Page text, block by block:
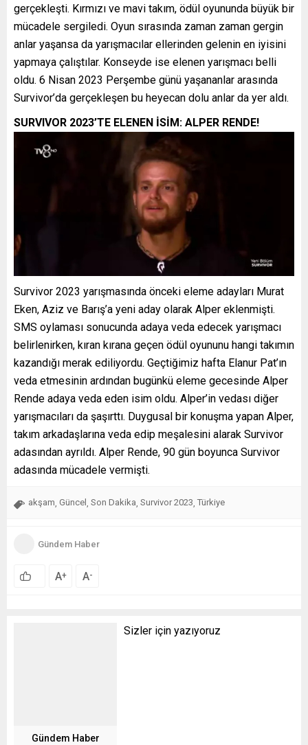
gerçekleşti. Kırmızı ve mavi takım, ödül oyununda büyük bir
mücadele sergiledi. Oyun sırasında zaman zaman gergin
anlar yaşansa da yarışmacılar ellerinden gelenin en iyisini
yapmaya çalıştılar. Konseyde ise elenen yarışmacı belli
oldu. 6 Nisan 2023 Perşembe günü yaşananlar arasında
Survivor’da gerçekleşen bu heyecan dolu anlar da yer aldı.
SURVIVOR 2023’TE ELENEN İSİM: ALPER RENDE!
Survivor 2023 yarışmasında önceki eleme adayları Murat
Eken, Aziz ve Barış’a yeni aday olarak Alper eklenmişti.
SMS oylaması sonucunda adaya veda edecek yarışmacı
belirlenirken, kıran kırana geçen ödül oyununu hangi takımın
kazandığı merak ediliyordu. Geçtiğimiz hafta Elanur Pat’ın
veda etmesinin ardından bugünkü eleme gecesinde Alper
Rende adaya veda eden isim oldu. Alper’in vedası diğer
yarışmacıları da şaşırttı. Duygusal bir konuşma yapan Alper,
takım arkadaşlarına veda edip meşalesini alarak Survivor
adasından ayrıldı. Alper Rende, 90 gün boyunca Survivor
adasında mücadele vermişti.
akşam, Güncel , Son Dakika, Survivor 2023, Türkiye
Gündem Haber
A+ A-
Gündem Haber
Sizler için yazıyoruz